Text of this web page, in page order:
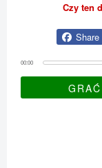
Czy ten
Share
00:00
GRAĆ